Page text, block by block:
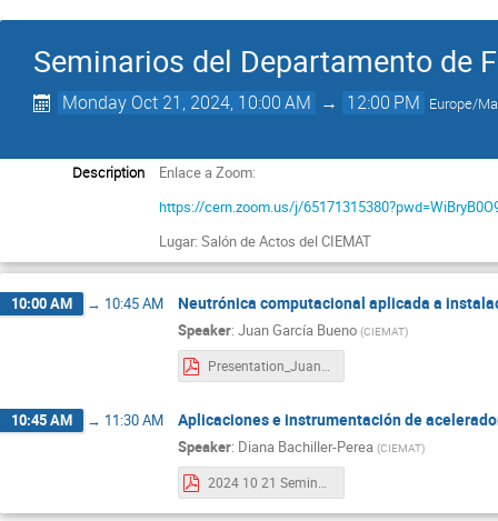
Seminarios del Departamento de
Monday Oct 21, 2024, 10:00 AM → 12:00 PM Europe/
Description
Enlace a Zoom:
https://cern.zoom.us/j/
Lugar: Salón de Actos del CIEMAT
10:00 AM → 10:45 AM Neutrónica computacional aplicada a
Speaker: Juan García Bueno (CIEMAT)
Presentation_Juan_Garcia_Bueno_CIEMAT.pdf
10:45 AM → 11:30 AM Aplicaciones e instrumentación de
Speaker: Diana Bachiller-Perea (CIEMAT)
2024 10 21 Seminario CIEMAT Diana Bachiller Perea.pdf